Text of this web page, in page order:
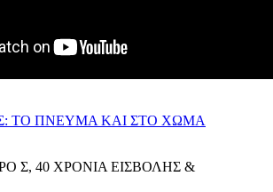
ΤΟ ΠΝΕΥΜΑ ΚΑΙ ΣΤΟ ΧΩΜΑ
Σ, 40 ΧΡΟΝΙΑ ΕΙΣΒΟΛΗΣ &